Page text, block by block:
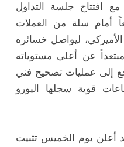
افتتاح جلسة التداول
أمام سلة من العملات
الأميركي، ليواصل خسائره
عن أعلى مستوياته
إلى عمليات تصحيح فني
قوية سجلها اليورو
أعلن يوم الخميس تثبيت